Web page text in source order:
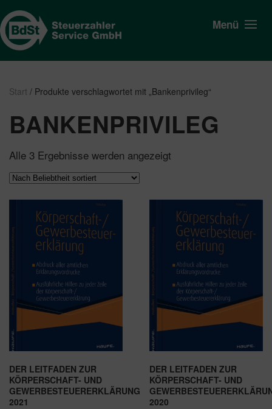
Menü
Start / Produkte verschlagwortet mit „Bankenprivileg“
BANKENPRIVILEG
Alle 3 Ergebnisse werden angezeigt
DER LEITFADEN ZUR
KÖRPERSCHAFT- UND
GEWERBESTEUERERKLÄRUNG
2021
DER LEITFADEN ZUR
KÖRPERSCHAFT- UND
2020